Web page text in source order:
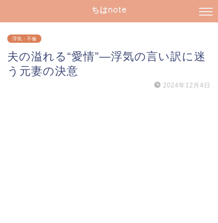
ちはnote
浮気・不倫
夫の溢れる“愛情”―浮気の言い訳に迷
う元妻の決意
2024年12月4日